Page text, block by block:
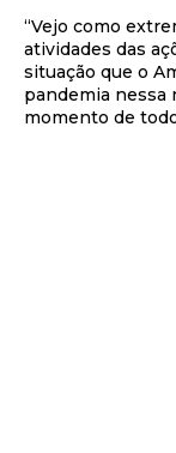
“Vejo como
atividades das
situação que o
pandemia nessa
momento de